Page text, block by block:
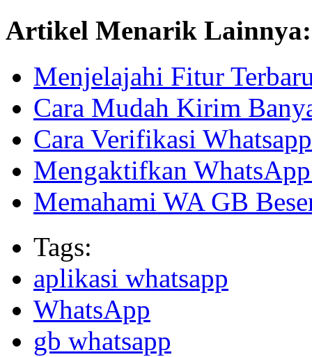
Artikel Menarik Lainnya:
Menjelajahi Fitur
Cara Mudah Kirim
Cara Verifikasi
Mengaktifkan
Memahami WA GB
Tags:
aplikasi whatsapp
WhatsApp
gb whatsapp